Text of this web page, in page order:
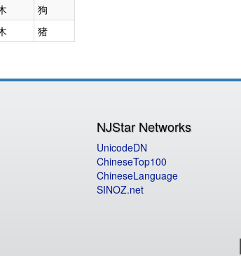
狗
猪
NJStar Networks
UnicodeDN
ChineseTop100
ChineseLanguage
SINOZ.net